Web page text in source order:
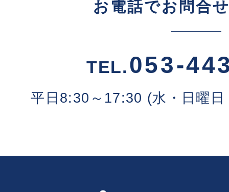
お電話でお問合
TEL.053-
平日8:30～17:30 (水・日曜